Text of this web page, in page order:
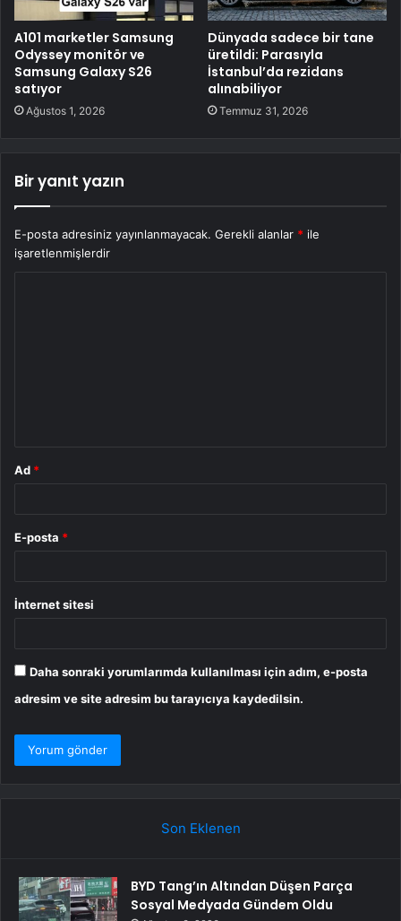
A101 marketler Samsung
Odyssey monitör ve
Samsung Galaxy S26
satıyor
Ağustos 1, 2026
Dünyada sadece bir tane
üretildi: Parasıyla
İstanbul’da rezidans
alınabiliyor
Temmuz 31, 2026
Bir yanıt yazın
E-posta adresiniz yayınlanmayacak. Gerekli alanlar * ile
işaretlenmişlerdir
Ad *
E-posta *
İnternet sitesi
Daha sonraki yorumlarımda kullanılması için adım, e-posta
adresim ve site adresim bu tarayıcıya kaydedilsin.
Son Eklenen
BYD Tang’ın Altından Düşen Parça
Sosyal Medyada Gündem Oldu